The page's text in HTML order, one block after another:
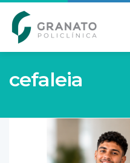
cefaleia